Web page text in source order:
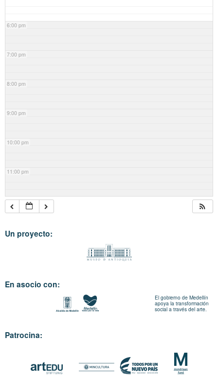
6:00 pm
7:00 pm
8:00 pm
9:00 pm
10:00 pm
11:00 pm
Un proyecto:
En asocio con:
El gobierno de Medellín
apoya la transformación
social a través del arte.
Patrocina: